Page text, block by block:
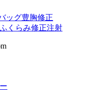
ッグ豊胸修正
くらみ修正注射